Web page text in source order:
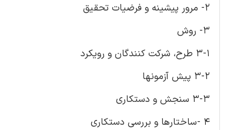
2- مرور پیشینه و فرضیات تحقیق
3- روش
3-1 طرح، شرکت کنندگان و رویکرد
3-2 پیش آزمونها
3-3 سنجش و دستکاری
4 -ساختارها و بررسی دستکاری